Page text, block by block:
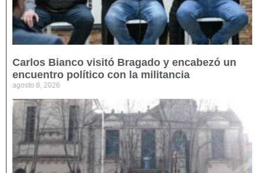
Carlos Bianco visitó Bragado y encabezó un
encuentro político con la militancia
agosto 8, 2026